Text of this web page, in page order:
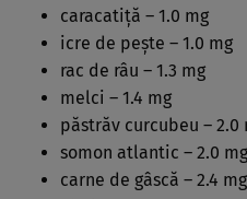
caracatiță – 1.0 mg
icre de pește – 1.0 mg
rac de râu – 1.3 mg
melci – 1.4 mg
păstrăv curcubeu – 2.0
somon atlantic – 2.0 mg
carne de gâscă – 2.4 mg